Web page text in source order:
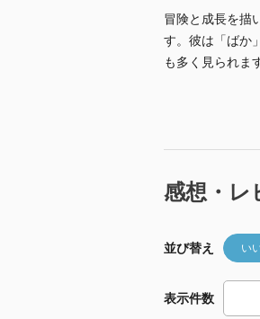
冒険と成長を描
す。彼は「ばか
も多く見られま
感想・レ
並び替え い
表示件数